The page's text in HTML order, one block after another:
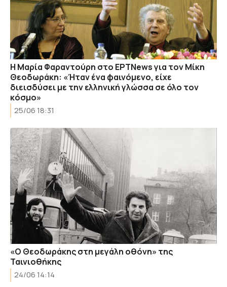
Η Μαρία Φαραντούρη στο ΕΡΤNews για τον Μίκη
Θεοδωράκη: «Ήταν ένα φαινόμενο, είχε
διεισδύσει με την ελληνική γλώσσα σε όλο τον
κόσμο»
25/06 18:31
«Ο Θεοδωράκης στη μεγάλη οθόνη» της
Ταινιοθήκης
24/06 14:14